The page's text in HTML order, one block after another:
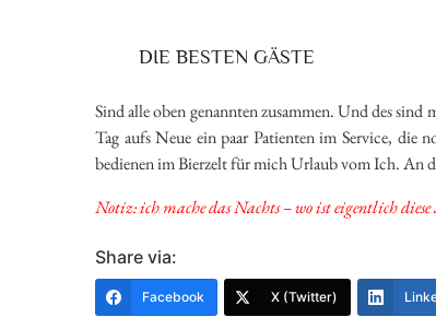
DIE BESTEN GÄSTE
Sind alle oben genannten zusammen. Und des
Tag aufs Neue ein paar Patienten im Service, die
bedienen im Bierzelt für mich Urlaub vom Ich. An
Notiz: ich mache das Nachts – wo ist eigentlich
Share via:
Facebook X (Twitter)